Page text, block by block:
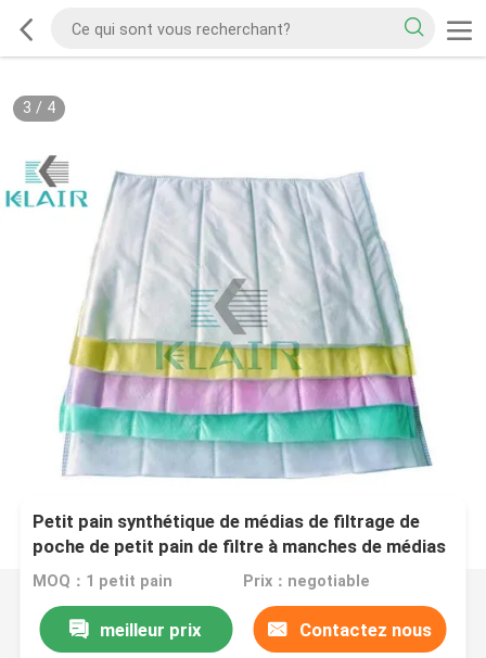
3 / 4
Petit pain synthétique de médias de filtrage de
poche de petit pain de filtre à manches de médias
de filtre à manches de filtre à air de KLAIR
MOQ：1 petit pain Prix：negotiable
meilleur prix Contactez nous